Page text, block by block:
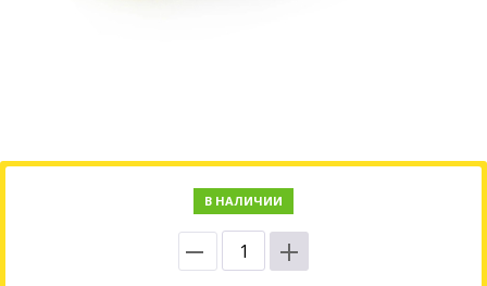
В НАЛИЧИИ